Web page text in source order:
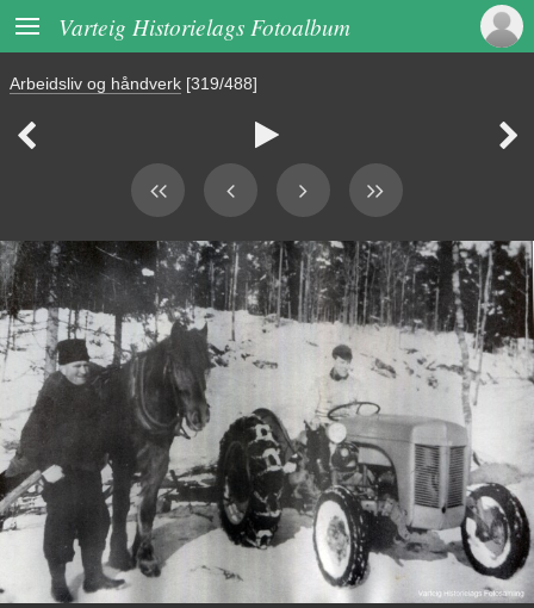
 Varteig Historielags Fotoalbum
Arbeidsliv og håndverk [319/488]
  